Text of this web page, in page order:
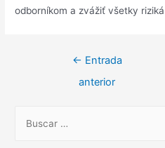
odborníkom a zvážiť všetky
Navegación
← Entrada
anterior